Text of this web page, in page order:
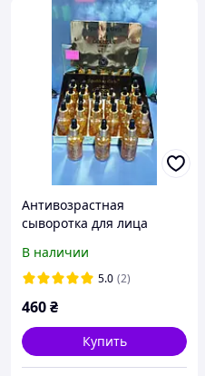
Антивозрастная
сыворотка для лица
В наличии
5.0 (2)
460₴
Купить